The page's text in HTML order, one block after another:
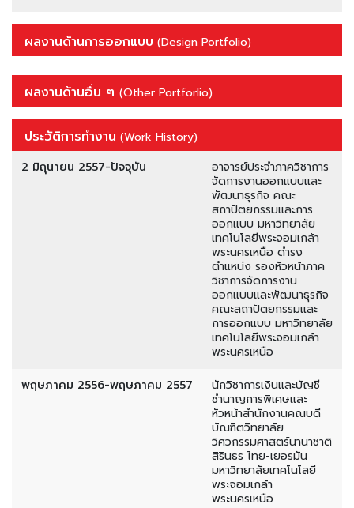
ผลงานด้านการออกแบบ (Design Portfolio)
ผลงานด้านอื่น ๆ (Other Portforlio)
ประวัติการทำงาน (Work History)
2 มิถุนายน 2557-ปัจจุบัน
อาจารย์ประจำภาควิชาการ
จัดการงานออกแบบและ
พัฒนาธุรกิจ คณะ
สถาปัตยกรรมและการ
ออกแบบ มหาวิทยาลัย
เทคโนโลยีพระจอมเกล้า
พระนครเหนือ ดำรง
ตำแหน่ง รองหัวหน้าภาค
วิชาการจัดการงาน
ออกแบบและพัฒนาธุรกิจ
คณะสถาปัตยกรรมและ
การออกแบบ มหาวิทยาลัย
เทคโนโลยีพระจอมเกล้า
พระนครเหนือ
พฤษภาคม 2556-พฤษภาคม 2557
นักวิชาการเงินและบัญชี
ชำนาญการพิเศษและ
หัวหน้าสำนักงานคณบดี
บัณฑิตวิทยาลัย
วิศวกรรมศาสตร์นานาชาติ
สิรินธร ไทย-เยอรมัน
มหาวิทยาลัยเทคโนโลยี
พระจอมเกล้า
พระนครเหนือ